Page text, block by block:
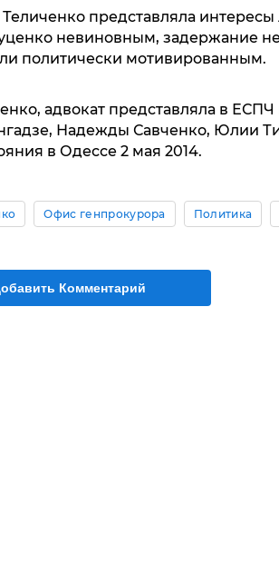
представляла
невиновным, задержание
политически мотивированным.
адвокат представляла в
Надежды Савченко, Юлии
в Одессе 2 мая 2014.
Офис генпрокурора Политика
Комментарий